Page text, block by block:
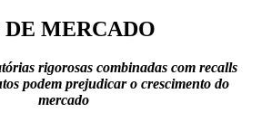
MERCADO
rigorosas combinadas com recalls
podem prejudicar o crescimento do
mercado